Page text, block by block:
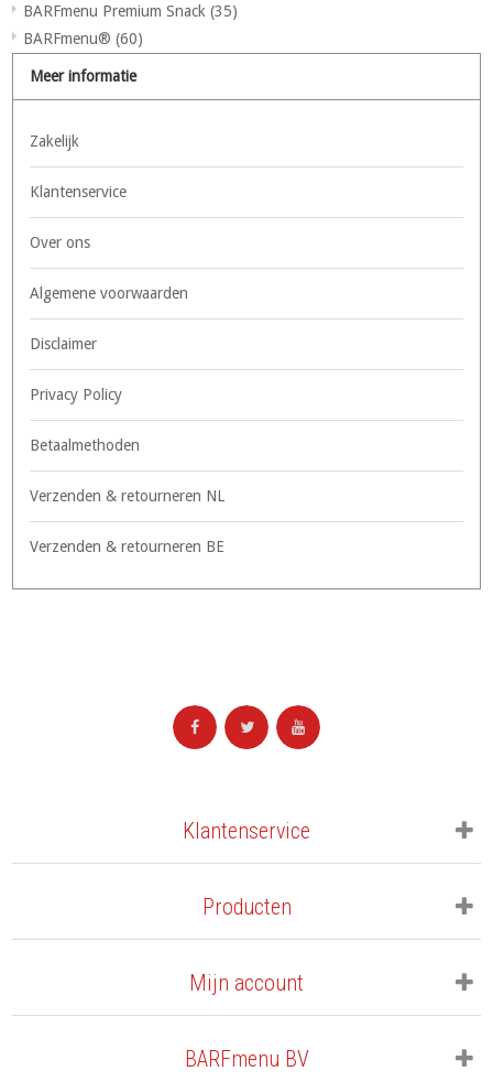
BARFmenu Premium Snack(35)
BARFmenu®(60)
Meer informatie
Zakelijk
Klantenservice
Over ons
Algemene voorwaarden
Disclaimer
Privacy Policy
Betaalmethoden
Verzenden & retourneren NL
Verzenden & retourneren BE
Klantenservice
Producten
Mijn account
BARFmenu BV